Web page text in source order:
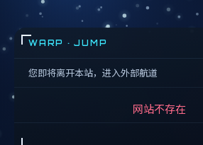
WARP · JUMP
您即将离开本站，进入外部航道
网站不存在